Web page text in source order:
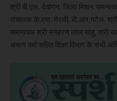
श्री बी.एल. देवांगन, जिला मिशन
संचालक के.एस. मेरावी, बी.आर.पटेल,
समन्वयक श्री मनहरण लाल साहू, श्री
अरूण वर्मा सहित शिक्षा विभाग के सभी